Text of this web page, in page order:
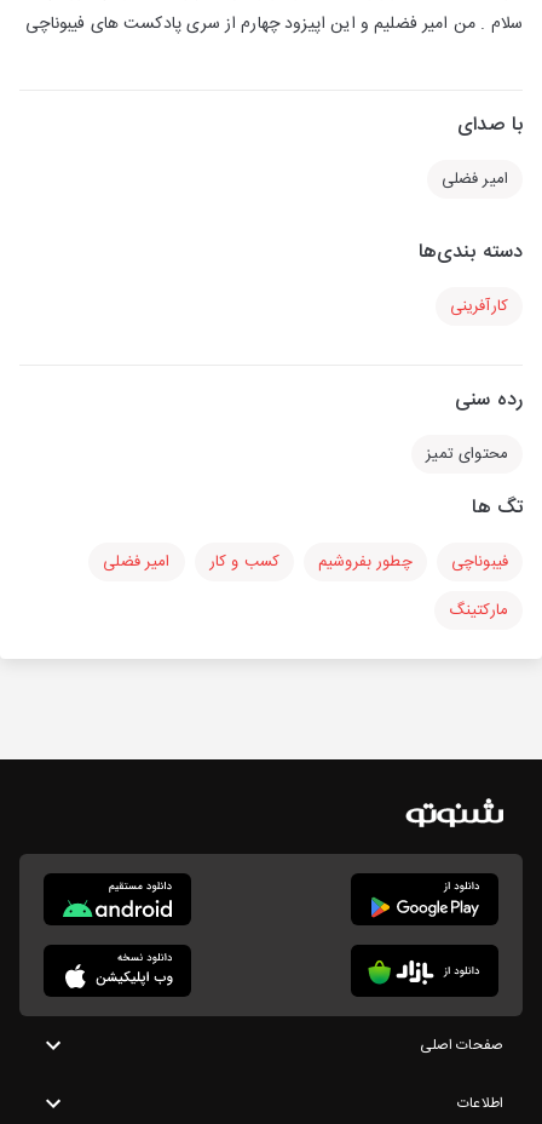
سلام . من امیر فضلیم و این اپیزود چهارم از سری پادکست های فیبوناچی
با صدای
امیر فضلی
دسته بندی‌ها
کارآفرینی
رده سنی
محتوای تمیز
تگ ها
فیبوناچی چطور بفروشیم کسب و کار
امیر فضلی
مارکتینگ
صفحات اصلی
اطلاعات